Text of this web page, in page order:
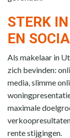
STERK
EN
Als makelaar in
zich bevinden:
media, slimme
maximale
rente stijgingen.